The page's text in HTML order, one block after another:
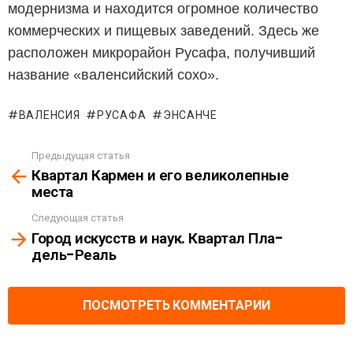
модернизма и находится огромное количество
коммерческих и пищевых заведений. Здесь же
расположен микрорайон Русафа, получивший
название «валенсийский сохо».
ВАЛЕНСИЯ РУСАФА ЭНСАНЧЕ
See
more
Предыдущая статья
Квартал Кармен и его великолепные
места
Следующая статья
Город искусств и наук. Квартал Пла-
дель-Реаль
ПОСМОТРЕТЬ КОММЕНТАРИИ